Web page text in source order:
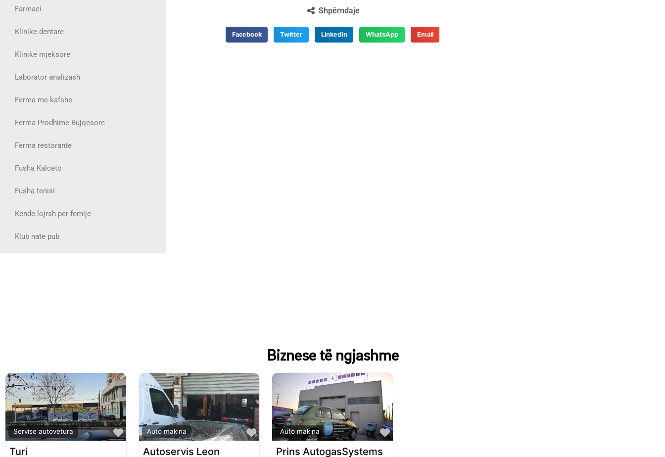
Farmaci
Klinike dentare
Klinike mjeksore
Laborator analizash
Ferma me kafshe
Ferma Prodhime Bujqesore
Ferma restorante
Fusha Kalceto
Fusha tenisi
Kende lojrsh per femije
Klub nate pub
Shpërndaje
Facebook Twitter LinkedIn WhatsApp Email
Biznese të ngjashme
Servise autovetura
Favorite
Turi
Auto makina
Favorite
Autoservis Leon
Auto makina
Favorite
Prins AutogasSystems